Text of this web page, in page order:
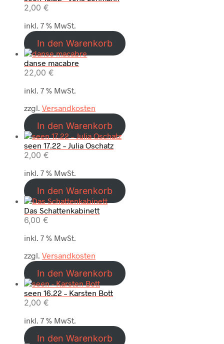
2,00 €
inkl. 7 % MwSt.
In den Warenkorb
danse macabre
22,00 €
inkl. 7 % MwSt.
zzgl. Versandkosten
In den Warenkorb
seen 17.22 – Julia Oschatz
2,00 €
inkl. 7 % MwSt.
In den Warenkorb
Das Schattenkabinett
6,00 €
inkl. 7 % MwSt.
zzgl. Versandkosten
In den Warenkorb
seen 16.22 – Karsten Bott
2,00 €
inkl. 7 % MwSt.
In den Warenkorb